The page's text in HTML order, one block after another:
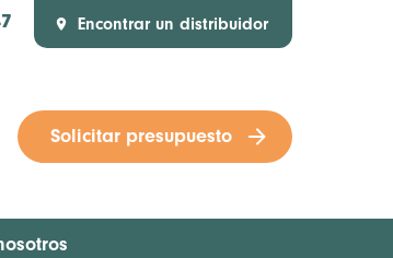
Encontrar un distribuidor
Solicitar presupuesto